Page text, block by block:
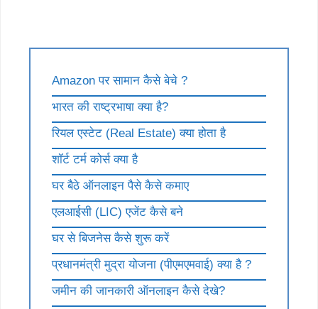
Amazon पर सामान कैसे बेचे ?
भारत की राष्ट्रभाषा क्या है?
रियल एस्टेट (Real Estate) क्या होता है
शॉर्ट टर्म कोर्स क्या है
घर बैठे ऑनलाइन पैसे कैसे कमाए
एलआईसी (LIC) एजेंट कैसे बने
घर से बिजनेस कैसे शुरू करें
प्रधानमंत्री मुद्रा योजना (पीएमएमवाई) क्या है ?
जमीन की जानकारी ऑनलाइन कैसे देखे?